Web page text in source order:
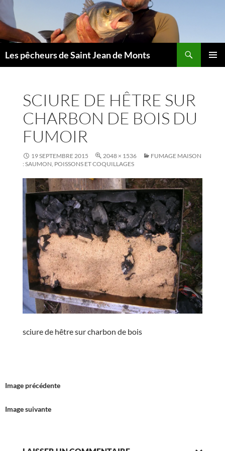
Aller
au
contenu
Les pêcheurs de Saint Jean de Monts
SCIURE DE HÊTRE SUR
CHARBON DE BOIS DU
FUMOIR
19 SEPTEMBRE 2015 2048 × 1536
FUMAGE MAISON
: SAUMON, POISSONS ET COQUILLAGES
sciure de hêtre sur charbon de bois
Image précédente
Image suivante